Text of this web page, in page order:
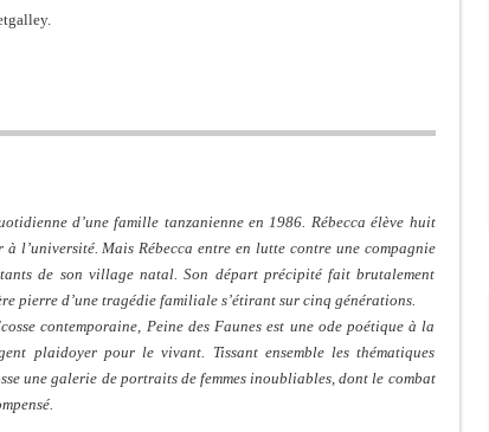
d’une famille tanzanienne en 1986. Rébecca élève huit
l’université. Mais Rébecca entre en lutte contre une compagnie
de son village natal. Son départ précipité fait brutalement
pierre d’une tragédie familiale s’étirant sur cinq générations.
contemporaine, Peine des Faunes est une ode poétique à la
plaidoyer pour le vivant. Tissant ensemble les thématiques
une galerie de portraits de femmes inoubliables, dont le combat